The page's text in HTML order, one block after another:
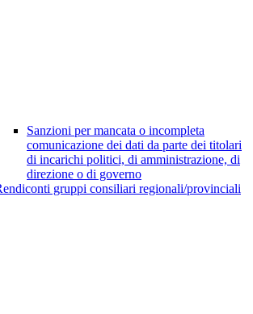
Sanzioni per mancata o incompleta
comunicazione dei dati da parte dei titolari
di incarichi politici, di amministrazione, di
direzione o di governo
gruppi consiliari regionali/provinciali